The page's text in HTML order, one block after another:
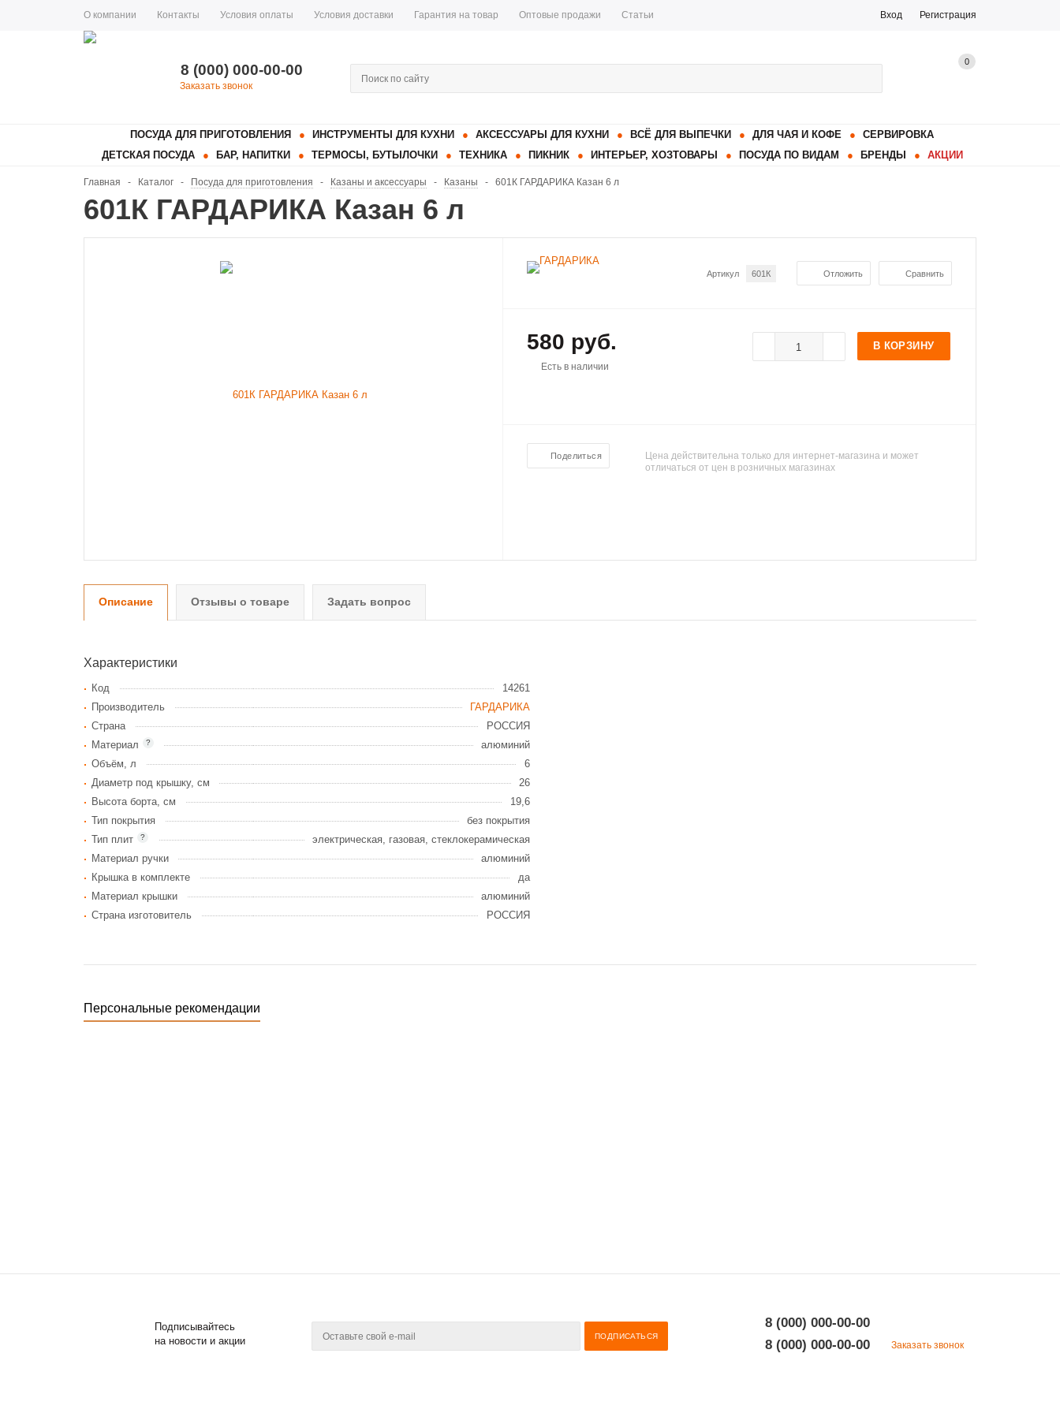
О компании Контакты Условия оплаты Условия доставки Гарантия на товар Оптовые продажи Статьи Вход Регистрация
8 (000) 000-00-00
Заказать звонок
0
ПОСУДА ДЛЯ ПРИГОТОВЛЕНИЯ ИНСТРУМЕНТЫ ДЛЯ КУХНИ АКСЕССУАРЫ ДЛЯ КУХНИ ВСЁ ДЛЯ ВЫПЕЧКИ ДЛЯ ЧАЯ И КОФЕ
СЕРВИРОВКА
ДЕТСКАЯ ПОСУДА
БАР, НАПИТКИ ТЕРМОСЫ, БУТЫЛОЧКИ ТЕХНИКА ПИКНИК ИНТЕРЬЕР, ХОЗТОВАРЫ ПОСУДА ПО ВИДАМ БРЕНДЫ АКЦИИ
Главная - Каталог - Посуда для приготовления - Казаны и аксессуары - Казаны - 601К ГАРДАРИКА Казан 6 л
601К ГАРДАРИКА Казан 6 л
Отложить Сравнить
Артикул 601К
580 руб.
Есть в наличии
В КОРЗИНУ
Поделиться
Цена действительна только для интернет-магазина и может
отличаться от цен в розничных магазинах
Описание Отзывы о товаре Задать вопрос
Характеристики
Код
14261
Производитель
ГАРДАРИКА
Страна
РОССИЯ
?
Материал
алюминий
Объём, л
6
Диаметр под крышку, см
26
Высота борта, см
19,6
Тип покрытия
без покрытия
?
Тип плит
электрическая, газовая, стеклокерамическая
Материал ручки
алюминий
Крышка в комплекте
да
Материал крышки
алюминий
Страна изготовитель
РОССИЯ
Персональные рекомендации
Подписывайтесь
на новости и акции
8 (000) 000-00-00
8 (000) 000-00-00
Заказать звонок